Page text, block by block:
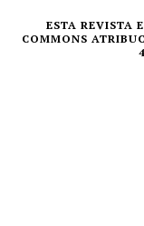
ESTA REVISTA
COMMONS